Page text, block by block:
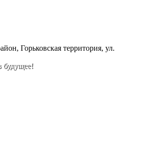
Горьковская территория, ул.
будущее!